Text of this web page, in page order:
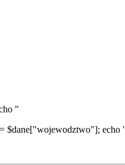
"
$dane["wojewodztwo"];